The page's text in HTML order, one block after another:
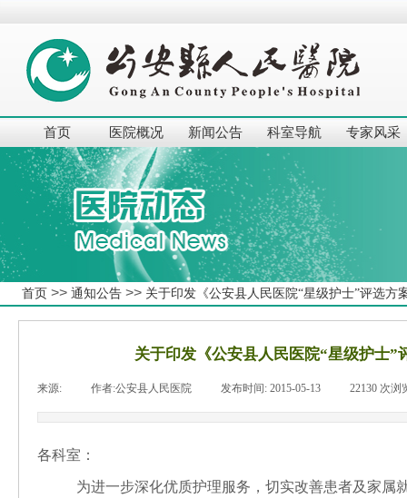
首页 医院概况 新闻公告 科室导航 专家风采
首页 >> 通知公告 >> 关于印发《公安县人民医院“星级护士”评选方
关于印发《公安县人民医院“星级护士”
来源: 作者:公安县人民医院 发布时间: 2015-05-13 22130 次浏
各科室：
为进一步深化优质护理服务，切实改善患者及家属